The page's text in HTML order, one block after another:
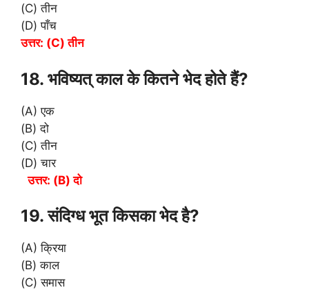
(C) तीन
(D) पाँच
उत्तर: (C) तीन
18. भविष्यत् काल के कितने भेद होते हैं?
(A) एक
(B) दो
(C) तीन
(D) चार
उत्तर: (B) दो
19. संदिग्ध भूत किसका भेद है?
(A) क्रिया
(B) काल
(C) समास